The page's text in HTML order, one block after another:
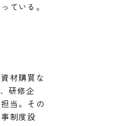
ている。
材購買な
研修企
当。その
制度設